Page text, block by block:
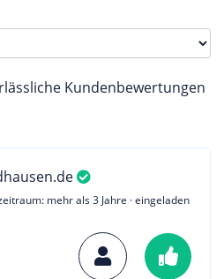
Kundenbewertungen
mehr als 3 Jahre · eingeladen